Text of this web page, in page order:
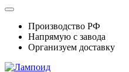
Производство РФ
Напрямую с завода
Организуем доставку